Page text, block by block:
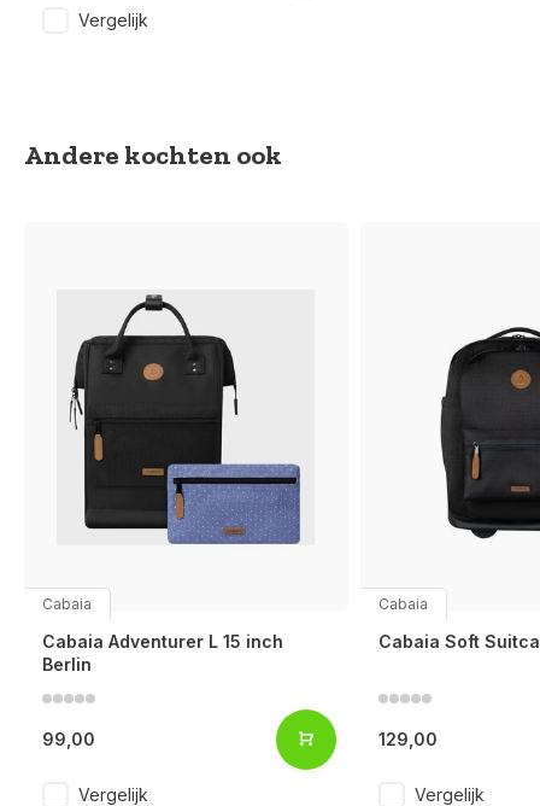
Vergelijk
Andere kochten ook
Cabaia
Cabaia Adventurer L 15 inch
Berlin
99,00
Vergelijk
Cabaia
Cabaia Soft
129,00
Vergelijk